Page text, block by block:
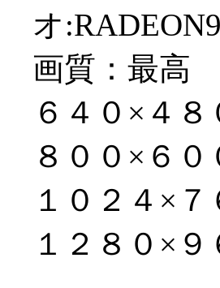
オ
画質：最高
６４０×４
８００×６
１０２４×
１２８０×